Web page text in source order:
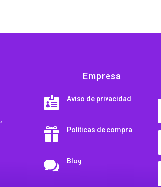
Empresa
 Aviso de privacidad
 Políticas de compra
 Blog